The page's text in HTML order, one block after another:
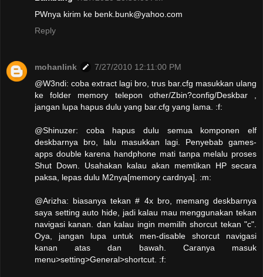
PWnya kirim ke benk.bunk@yahoo.com
Reply
mohanlink
7/27/2010 12:11:00 PM
@W3ndi: coba extract lagi bro, trus bar.cfg masukkan ulang
ke folder memory telepon other/Zbin?config/Deskbar ,
jangan lupa hapus dulu yang bar.cfg yang lama. :f:
@Shinuzer: coba hapus dulu semua komponen elf
deskbarnya bro, lalu masukkan lagi. Penyebab games-
apps double karena handphone mati tanpa melalu proses
Shut Down. Usahakan kalau akan memtikan HP secara
paksa, lepas dulu M2nya[memory cardnya]. :m:
@Arizha: biasanya tekan # 4x bro, memang deskbarnya
saya setting auto hide, jadi kalau mau menggunakan tekan
navigasi kanan. dan kalau ingin memilih shorcut tekan "c".
Oya, jangan lupa untuk men-disable shorcut navigasi
kanan atas dan bawah. Caranya masuk
menu>setting>General>shortcut. :f: